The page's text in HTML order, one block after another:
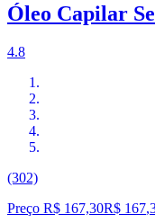
Óleo Capilar
4.8
(302)
Preço R$ 167,30R$ 167,